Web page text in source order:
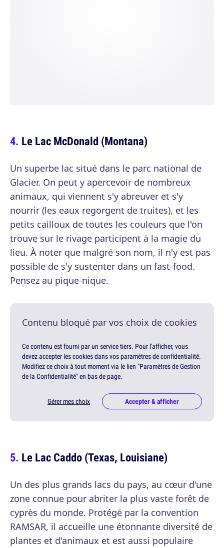
Le Lac McDonald (Montana)
Un superbe lac situé dans le parc national de
Glacier. On peut y apercevoir de nombreux
animaux, qui viennent s'y abreuver et s'y
nourrir (les eaux regorgent de truites), et les
petits cailloux de toutes les couleurs que l'on
trouve sur le rivage participent à la magie du
lieu. À noter que malgré son nom, il n'y est pas
possible de s'y sustenter dans un fast-food.
Pensez au pique-nique.
Contenu bloqué par vos choix de cookies
Ce contenu est fourni par un service tiers. Pour l'afficher, vous
devez accepter les cookies dans vos paramètres de confidentialité.
Modifiez ce choix à tout moment via le lien "Paramètres de Gestion
de la Confidentialité" en bas de page.
Gérer mes choix Accepter & afficher
Le Lac Caddo (Texas, Louisiane)
Un des plus grands lacs du pays, au cœur d'une
zone connue pour abriter la plus vaste forêt de
cyprès du monde. Protégé par la convention
RAMSAR, il accueille une étonnante diversité de
plantes et d'animaux et est aussi populaire